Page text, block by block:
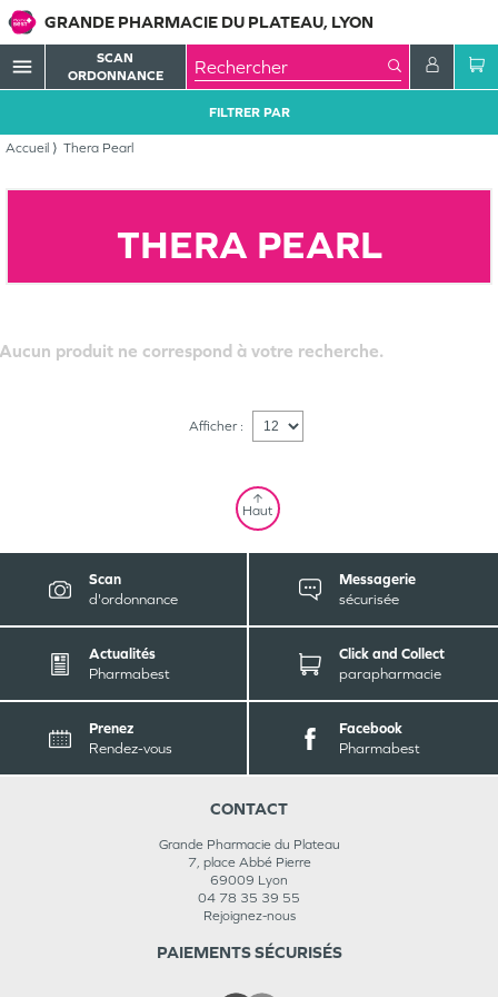
GRANDE PHARMACIE DU PLATEAU, LYON
menu
SCAN
ORDONNANCE
Accueil Thera Pearl
FILTRER PAR
THERA PEARL
Aucun produit ne correspond à votre recherche.
Afficher :
Haut
Scan
d'ordonnance
Messagerie
sécurisée
Actualités
Pharmabest
Click and Collect
parapharmacie
Prenez
Rendez-vous
Facebook
Pharmabest
CONTACT
Grande Pharmacie du Plateau
7, place Abbé Pierre
69009 Lyon
04 78 35 39 55
Rejoignez-nous
PAIEMENTS SÉCURISÉS